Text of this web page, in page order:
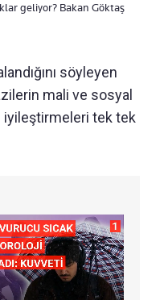
geliyor? Bakan Göktaş
söyleyen
mali ve sosyal
iyileştirmeleri tek tek